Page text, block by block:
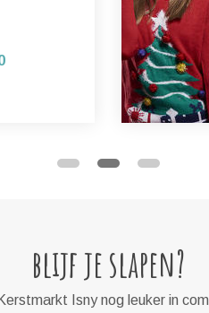
blijf je slapen?
Isny nog leuker in